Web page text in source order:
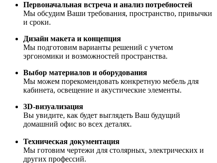
Первоначальная встреча и анализ потребностей
Мы обсудим Ваши требования, пространство, привычки
и сроки.
Дизайн макета и концепция
Мы подготовим варианты решений с учетом
эргономики и возможностей пространства.
Выбор материалов и оборудования
Мы можем порекомендовать конкретную мебель для
кабинета, освещение и акустические элементы.
3D-визуализация
Вы увидите, как будет выглядеть Ваш будущий
домашний офис во всех деталях.
Техническая документация
Мы готовим чертежи для столярных, электрических и
других профессий.